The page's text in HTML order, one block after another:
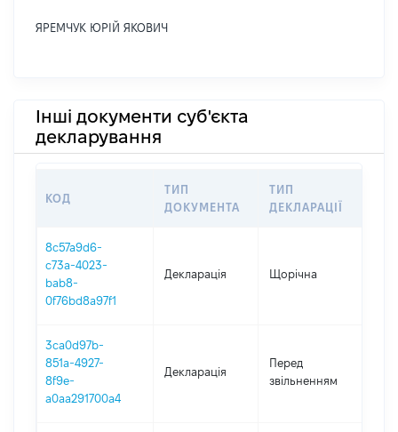
ЯРЕМЧУК ЮРІЙ ЯКОВИЧ
Інші документи суб'єкта
декларування
КОД
ТИП
ДОКУМЕНТА
ТИП
ДЕКЛАРАЦІЇ
8c57a9d6-
c73a-4023-
bab8-
0f76bd8a97f1
Декларація Щорічна
3ca0d97b-
851a-4927-
8f9e-
a0aa291700a4
Декларація
Перед
звільненням